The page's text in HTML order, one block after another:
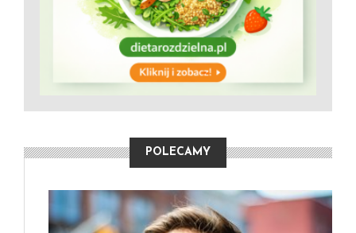
POLECAMY